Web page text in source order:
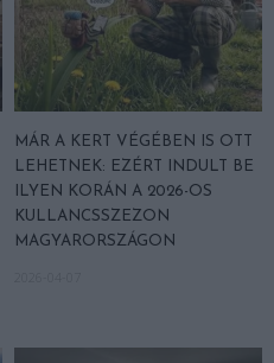
MÁR A KERT VÉGÉBEN IS OTT
LEHETNEK: EZÉRT INDULT BE
ILYEN KORÁN A 2026-OS
KULLANCSSZEZON
MAGYARORSZÁGON